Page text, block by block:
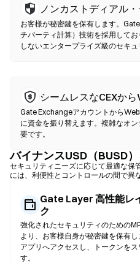
ノンカストディアル
お客様が秘密鍵を保有します。
チパーティ計算）技術を採用して
しないエンタープライズ級のセキュ
シームレスなCEXか
Gate Exchangeアカウントから
に資金を振り替えます。複雑なオ
要です。
バイナンスUSD（BUSD
セキュリティニーズに応じて最適な保
には、利便性とコントロールの間で異
Gate Layer 高性能レ
ク
強化されたセキュリティのための
より、お客様自身が秘密鍵を保有
アプリへアクセスし、トークンを
す。